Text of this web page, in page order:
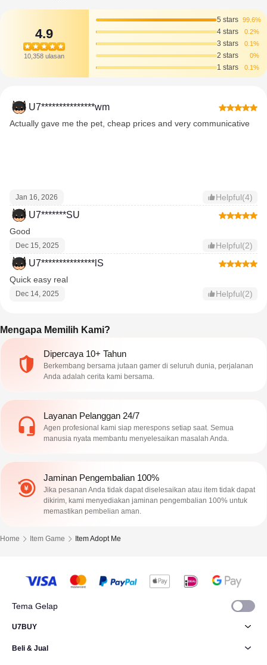
4.9
10,358 ulasan
5 stars 99.6%
4 stars 0.2%
3 stars 0.1%
2 stars 0%
1 stars 0.1%
U7***************wm
Actually gave me the pet, cheap prices and very communicative
Jan 16, 2026 Helpful(4)
U7*******SU
Good
Dec 15, 2025 Helpful(2)
U7***************lS
Quick easy real
Dec 14, 2025 Helpful(2)
Mengapa Memilih Kami?
Dipercaya 10+ Tahun
Berkembang bersama jutaan gamer di seluruh dunia, perjalanan
Anda adalah cerita kami bersama.
Layanan Pelanggan 24/7
Agen profesional kami siap merespons setiap saat. Semua
manusia nyata membantu menyelesaikan masalah Anda.
Jaminan Pengembalian 100%
Jika pesanan Anda tidak dapat diselesaikan atau item tidak dapat
dikirim, kami menyediakan jaminan pengembalian 100% untuk
memastikan pembelian aman.
Home Item Game Item Adopt Me
Tema Gelap
U7BUY
Beli & Jual